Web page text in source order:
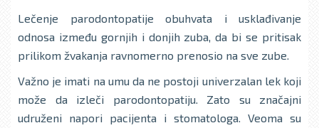
Lečenje parodontopatije obuhvata i usklađivanje
odnosa između gornjih i donjih zuba, da bi se pritisak
prilikom žvakanja ravnomerno prenosio na sve zube.
Važno je imati na umu da ne postoji univerzalan lek koji
može da izleči parodontopatiju. Zato su značajni
udruženi napori pacijenta i stomatologa. Veoma su